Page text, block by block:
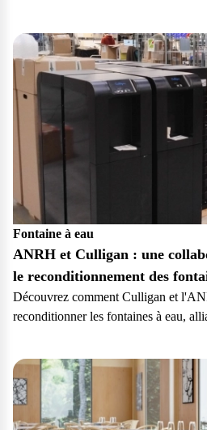
Fontaine à eau
ANRH et Culligan : une
le reconditionnement des
Découvrez comment Culligan et
reconditionner les fontaines à eau,